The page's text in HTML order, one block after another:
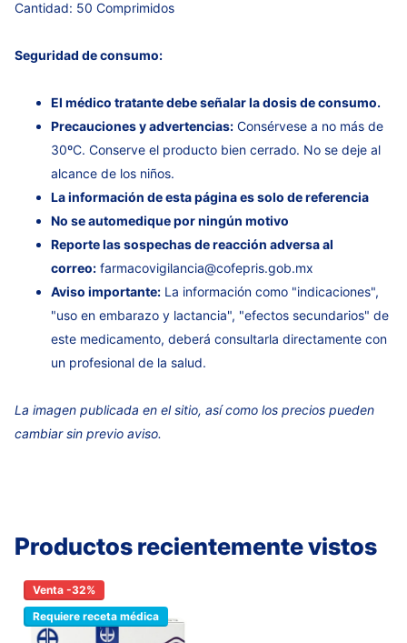
Cantidad: 50 Comprimidos
Seguridad de consumo:
El médico tratante debe señalar la dosis de consumo.
Precauciones y advertencias: Consérvese a no más de
30ºC. Conserve el producto bien cerrado. No se deje al
alcance de los niños.
La información de esta página es solo de referencia
No se automedique por ningún motivo
Reporte las sospechas de reacción adversa al
correo: farmacovigilancia@cofepris.gob.mx
Aviso importante: La información como "indicaciones",
"uso en embarazo y lactancia", "efectos secundarios" de
este medicamento, deberá consultarla directamente con
un profesional de la salud.
La imagen publicada en el sitio, así como los precios pueden
cambiar sin previo aviso.
Productos recientemente vistos
Venta -32%
Requiere receta médica